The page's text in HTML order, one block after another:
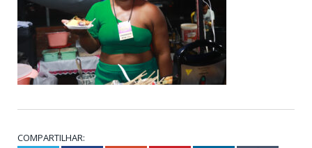
COMPARTILHAR: